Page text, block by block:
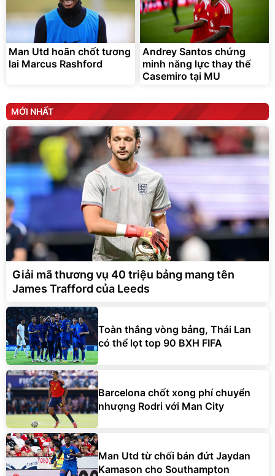
Man Utd hoãn chốt tương
lai Marcus Rashford
Andrey Santos chứng
minh năng lực thay thế
Casemiro tại MU
MỚI NHẤT
Giải mã thương vụ 40 triệu bảng mang tên
James Trafford của Leeds
Toàn thắng vòng bảng, Thái Lan
có thể lọt top 90 BXH FIFA
Barcelona chốt xong phí chuyển
nhượng Rodri với Man City
Man Utd từ chối bán đứt Jaydan
Kamason cho Southampton